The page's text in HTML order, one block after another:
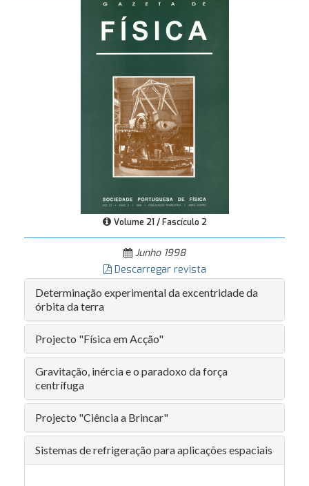
Volume 21 / Fascículo 2
Junho 1998
Descarregar revista
Determinação experimental da excentridade da
órbita da terra
Projecto "Física em Acção"
Gravitação, inércia e o paradoxo da força
centrífuga
Projecto "Ciência a Brincar"
Sistemas de refrigeração para aplicações espaciais